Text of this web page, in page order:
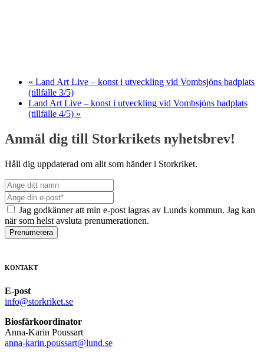
« Land Art Live – konst i utveckling vid Vombsjöns badplats
(tillfälle 3/5)
Land Art Live – konst i utveckling vid Vombsjöns badplats
(tillfälle 4/5) »
Anmäl dig till Storkrikets nyhetsbrev!
Håll dig uppdaterad om allt som händer i Storkriket.
Jag godkänner att min e-post lagras av Lunds kommun. Jag kan
när som helst avsluta prenumerationen.
Prenumerera
KONTAKT
E-post
info@storkriket.se
Biosfärkoordinator
Anna-Karin Poussart
anna-karin.poussart@lund.se